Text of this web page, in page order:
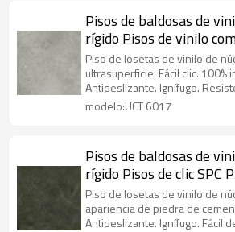
Pisos de baldosas de
rígido Pisos de vinilo
mayor | Tiny Stone
mantenimiento 100
6017
Piso de losetas de vinilo de
ultrasuperficie. Fácil clic. 100%
Antideslizante. Ignífugo.
modelo:UCT 6017
Pisos de baldosas de
rígido Pisos de clic SPC
negro Súper estabilidad
Look Durable UCT 6003
Piso de losetas de vinilo de
apariencia de piedra de
Antideslizante. Ignífugo. Fácil